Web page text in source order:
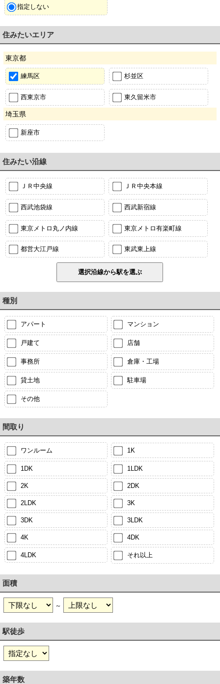
指定しない
住みたいエリア
東京都
練馬区 杉並区
西東京市 東久留米市
埼玉県
新座市
住みたい沿線
ＪＲ中央線 ＪＲ中央本線
西武池袋線 西武新宿線
東京メトロ丸ノ内線 東京メトロ有楽町線
都営大江戸線 東武東上線
種別
アパート マンション
戸建て 店舗
事務所 倉庫・工場
貸土地 駐車場
その他
間取り
ワンルーム 1K
1DK 1LDK
2K 2DK
2LDK 3K
3DK 3LDK
4K 4DK
4LDK それ以上
面積
～
駅徒歩
築年数